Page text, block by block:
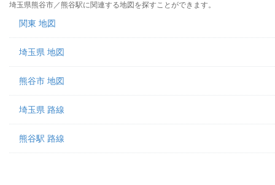
埼玉県熊谷市／熊谷駅に関連する地図を探すことができます。
関東 地図
埼玉県 地図
熊谷市 地図
埼玉県 路線
熊谷駅 路線